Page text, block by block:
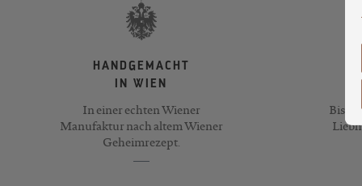
HANDGEMACHT
IN WIEN
In einer echten Wiener
Manufaktur nach altem Wiener
Geheimrezept.
Bis